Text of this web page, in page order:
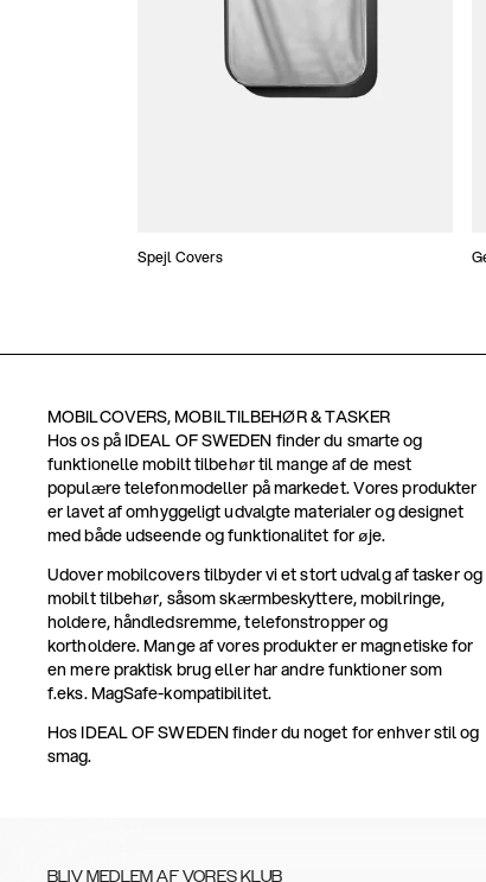
Spejl Covers
MOBILCOVERS, MOBILTILBEHØR & TASKER
Hos os på IDEAL OF SWEDEN finder du smarte og
funktionelle mobilt tilbehør til mange af de mest
populære telefonmodeller på markedet. Vores produkter
er lavet af omhyggeligt udvalgte materialer og designet
med både udseende og funktionalitet for øje.
Udover mobilcovers tilbyder vi et stort udvalg af tasker og
mobilt tilbehør, såsom skærmbeskyttere, mobilringe,
holdere, håndledsremme, telefonstropper og
kortholdere. Mange af vores produkter er magnetiske for
en mere praktisk brug eller har andre funktioner som
f.eks. MagSafe-kompatibilitet.
Hos IDEAL OF SWEDEN finder du noget for enhver stil og
smag.
BLIV MEDLEM AF VORES KLUB